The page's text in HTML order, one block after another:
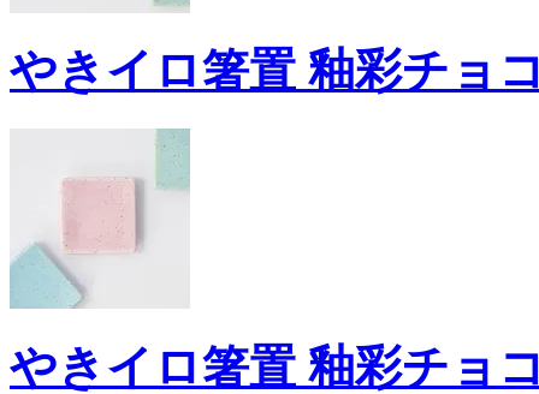
やきイロ箸置 釉彩チョ
やきイロ箸置 釉彩チョ